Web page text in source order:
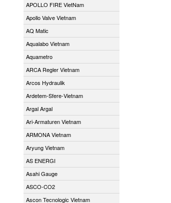
APOLLO FIRE VietNam
Apollo Valve Vietnam
AQ Matic
Aqualabo Vietnam
Aquametro
ARCA Regler Vietnam
Arcos Hydraulik
Ardetem-Sfere-Vietnam
Argal Argal
Ari-Armaturen Vietnam
ARMONA Vietnam
Aryung Vietnam
AS ENERGI
Asahi Gauge
ASCO-CO2
Ascon Tecnologic Vietnam